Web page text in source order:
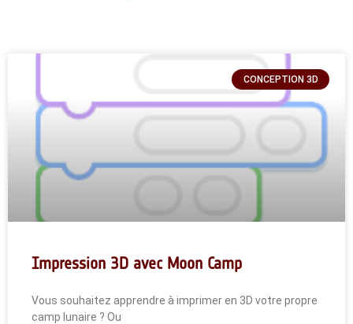
CONCEPTION 3D
Impression 3D avec Moon Camp
Vous souhaitez apprendre à imprimer en 3D votre propre
camp lunaire ? Ou